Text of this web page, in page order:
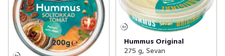
Hummus Original
275 g, Sevan